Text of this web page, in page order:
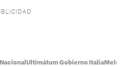
Ultimátum Gobierno Italia